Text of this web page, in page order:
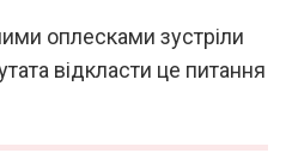
оплесками зустріли
відкласти це питання